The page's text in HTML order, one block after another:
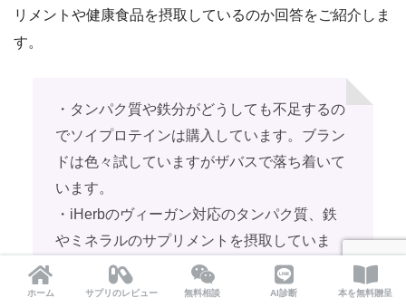
リメントや健康食品を摂取しているのか回答をご紹介しま
す。
・タンパク質や鉄分がどうしても不足するの
でソイプロテインは購入しています。ブラン
ドは色々試していますがザバスで落ち着いて
います。
・iHerbのヴィーガン対応のタンパク質、鉄
やミネラルのサプリメントを摂取していま
す。必要量を食事だけで補えないからです。
・ファンケル・マルチビタミン、HTCコラー
ホーム サプリのレビュー 無料相談 AI診断 本を無料贈呈